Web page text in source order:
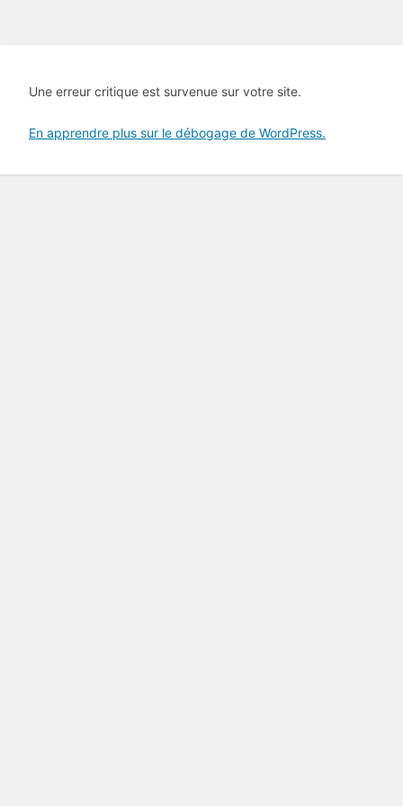
Une erreur critique est survenue sur votre site.
En apprendre plus sur le débogage de WordPress.